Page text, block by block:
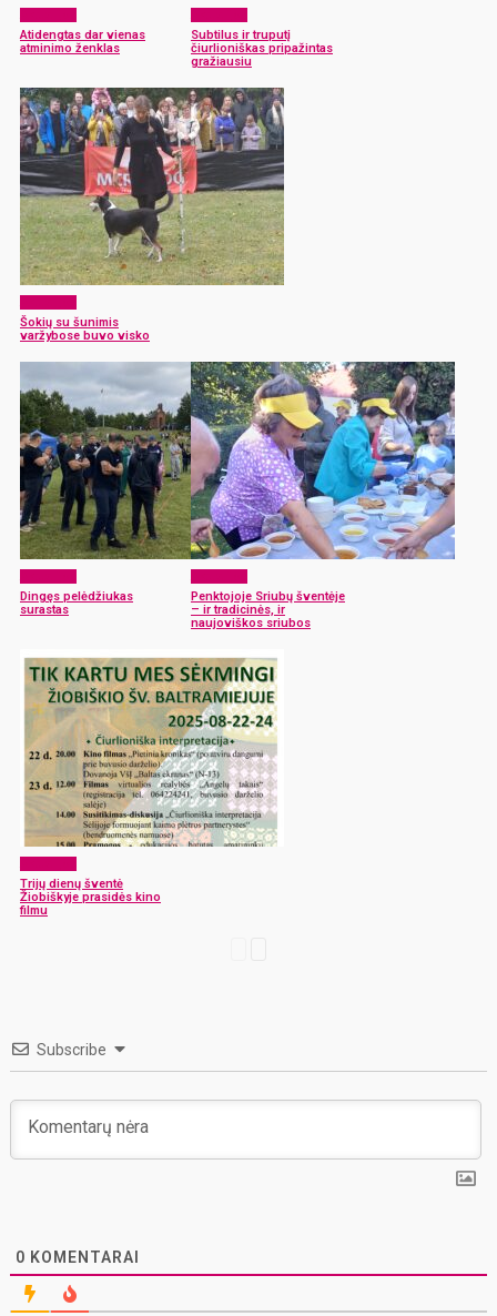
Atidengtas dar vienas
atminimo ženklas
Subtilus ir truputį
čiurlioniškas pripažintas
gražiausiu
Šokių su šunimis
varžybose buvo visko
Dingęs pelėdžiukas
surastas
Penktojoje Sriubų šventėje
– ir tradicinės, ir
naujoviškos sriubos
Trijų dienų šventė
Žiobiškyje prasidės kino
filmu
Subscribe
0 KOMENTARAI